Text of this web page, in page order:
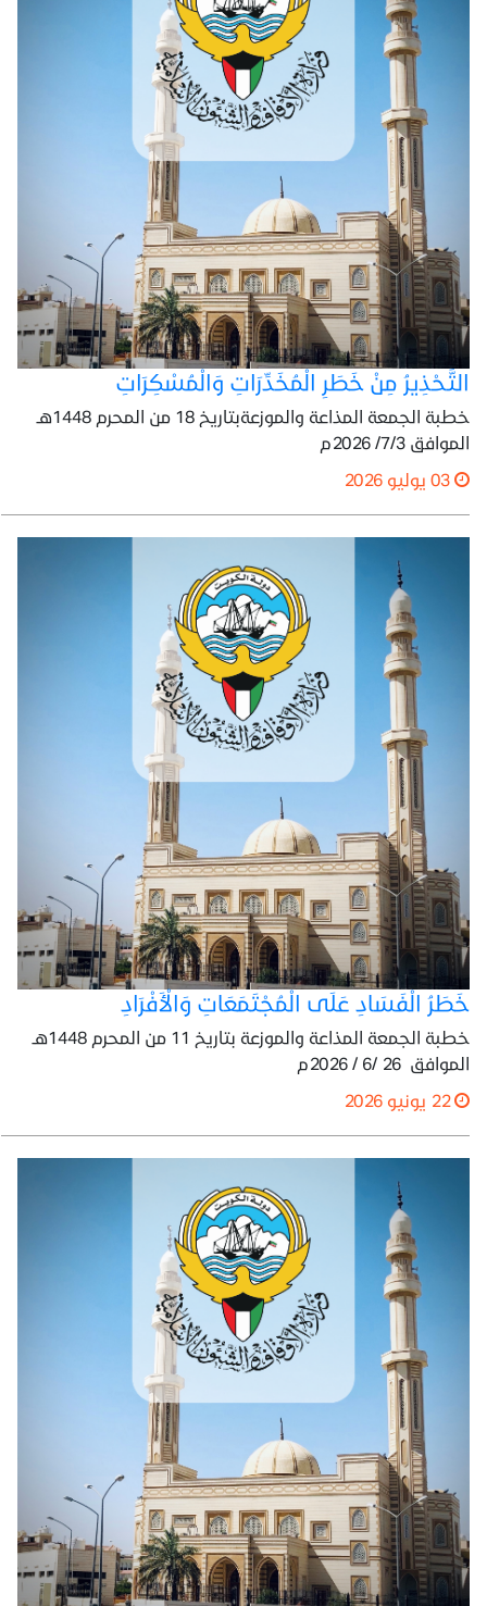
التَّحْذِيرُ مِنْ خَطَرِ الْمُخَدِّرَاتِ وَالْمُسْكِرَاتِ
خطبة الجمعة المذاعة والموزعةبتاريخ 18 من المحرم 1448هـ
الموافق 7/3/ 2026م
خَطَرُ الْفَسَادِ عَلَى الْمُجْتَمَعَاتِ وَالْأَفْرَادِ
خطبة الجمعة المذاعة والموزعة بتاريخ 11 من المحرم 1448هـ
الموافق 26 /6 / 2026م
22 يونيو 2026